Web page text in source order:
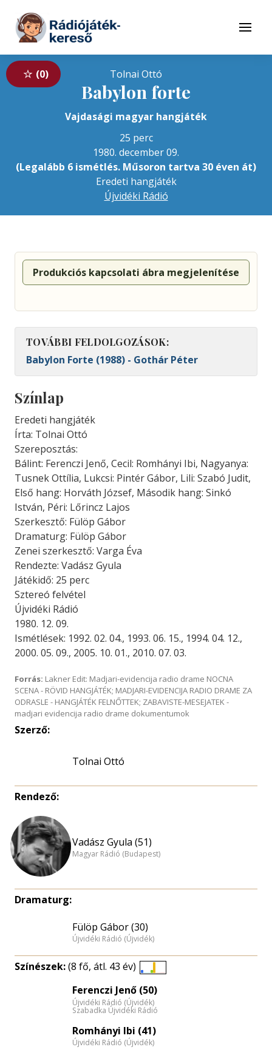
Tovább a tartalomhoz
Menü
0 Tolnai Ottó
Babylon forte
Vajdasági magyar hangjáték
25 perc
1980. december 09.
(Legalább 6 ismétlés. Műsoron tartva 30 éven át)
Eredeti hangjáték
Újvidéki Rádió
Produkciós kapcsolati ábra megjelenítése
TOVÁBBI FELDOLGOZÁSOK:
Babylon Forte (1988) - Gothár Péter
Színlap
Eredeti hangjáték
Írta: Tolnai Ottó
Szereposztás:
Bálint: Ferenczi Jenő, Cecil: Romhányi Ibi, Nagyanya:
Tusnek Ottília, Lukcsi: Pintér Gábor, Lili: Szabó Judit,
Első hang: Horváth József, Második hang: Sinkó
István, Péri: Lőrincz Lajos
Szerkesztő: Fülöp Gábor
Dramaturg: Fülöp Gábor
Zenei szerkesztő: Varga Éva
Rendezte: Vadász Gyula
Játékidő: 25 perc
Sztereó felvétel
Újvidéki Rádió
1980. 12. 09.
Ismétlések: 1992. 02. 04., 1993. 06. 15., 1994. 04. 12.,
2000. 05. 09., 2005. 10. 01., 2010. 07. 03.
Forrás: Lakner Edit: Madjari-evidencija radio drame NOCNA
SCENA - RÖVID HANGJÁTÉK; MADJARI-EVIDENCIJA RADIO DRAME ZA
ODRASLE - HANGJÁTÉK FELNŐTTEK; ZABAVISTE-MESEJATEK -
madjari evidencija radio drame dokumentumok
Szerző:
Tolnai Ottó
Rendező:
Vadász Gyula (51)
Magyar Rádió (Budapest)
Dramaturg:
Fülöp Gábor (30)
Újvidéki Rádió (Újvidék)
Színészek:(8 fő, átl. 43 év)
eloszlás
nagyítása
Ferenczi Jenő (50)
Újvidéki Rádió (Újvidék)
Szabadka Újvidéki Rádió
Romhányi Ibi (41)
Újvidéki Rádió (Újvidék)